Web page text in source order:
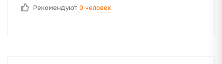
Рекомендуют 0 человек